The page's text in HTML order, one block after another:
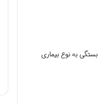
بستگی به نوع بیماری